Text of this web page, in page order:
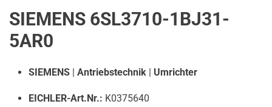
SIEMENS 6SL3710-1BJ31-
5AR0
SIEMENS | Antriebstechnik | Umrichter
EICHLER-Art.Nr.: K0375640